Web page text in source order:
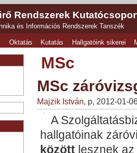
Rendszerek
és Információs Rendszerek Tanszék
Oktatás Kutatás Hallgatóink sikerei
MSc
MSc
Majzik István, p, 2012-01-
A
hallgatóinak
között lesznek